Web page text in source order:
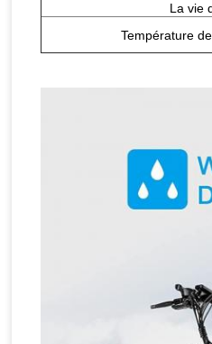
La vie
Température